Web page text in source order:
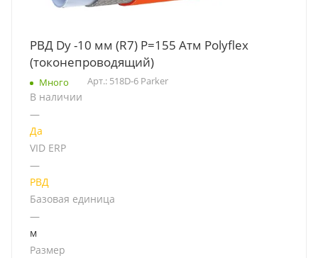
РВД Dу -10 мм (R7) Р=155 Атм Polyflex
(токонепроводящий)
Много Арт.: 518D-6 Parker
В наличии
—
Да
VID ERP
—
РВД
Базовая единица
—
м
Размер